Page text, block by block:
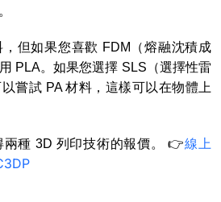
但如果您喜歡 FDM（熔融沈積成
PLA。如果您選擇 SLS（選擇性雷
嘗試 PA 材料，這樣可以在物體上
兩種 3D 列印技術的報價。 👉線上